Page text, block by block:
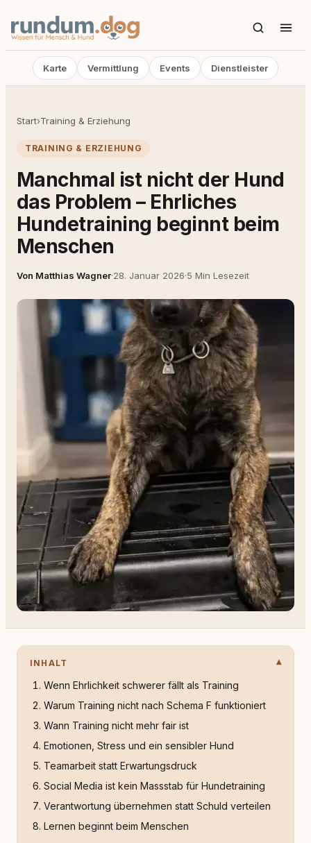
Karte Vermittlung Events Dienstleister
Start›Training & Erziehung
TRAINING & ERZIEHUNG
Manchmal ist nicht der Hund
das Problem – Ehrliches
Hundetraining beginnt beim
Menschen
Von Matthias Wagner·28. Januar 2026·5 Min Lesezeit
INHALT
Wenn Ehrlichkeit schwerer fällt als Training
Warum Training nicht nach Schema F funktioniert
Wann Training nicht mehr fair ist
Emotionen, Stress und ein sensibler Hund
Teamarbeit statt Erwartungsdruck
Social Media ist kein Massstab für Hundetraining
Verantwortung übernehmen statt Schuld verteilen
Lernen beginnt beim Menschen